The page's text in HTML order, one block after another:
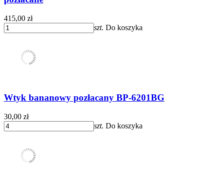
415,00 zł
szt. Do koszyka
Wtyk bananowy pozłacany BP-6201BG
30,00 zł
szt. Do koszyka